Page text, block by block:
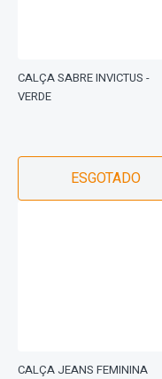
CALÇA SABRE INVICTUS -
VERDE
ESGOTADO
CALÇA JEANS FEMININA